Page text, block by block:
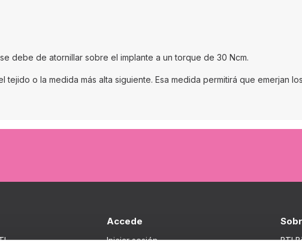
debe de atornillar sobre el implante a un torque de 30 Ncm.
o la medida más alta siguiente. Esa medida permitirá que emerjan
Accede
Iniciar sesión BTI